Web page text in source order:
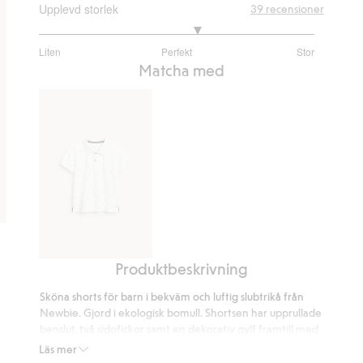
Upplevd storlek
Liten Perfekt Stor
utav
39 recensioner
Matcha med
med
Produktbeskrivning
Läs mer
Sköna shorts för barn i bekväm och luftig slubtrikå från
Newbie. Gjord i ekologisk bomull. Shortsen har upprullade
knappar. Bekväm elastisk midja samt funktionell dragsko.